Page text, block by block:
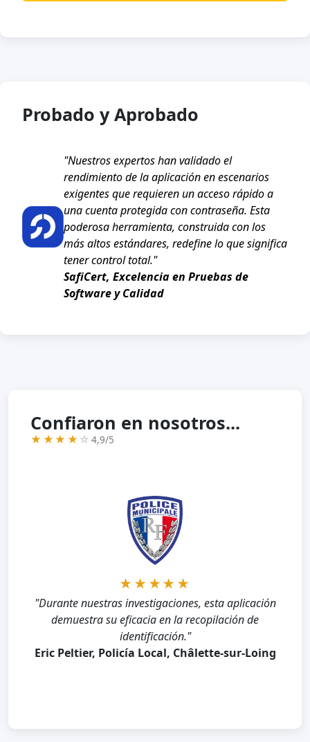
Probado y Aprobado
"Nuestros expertos han validado el
rendimiento de la aplicación en escenarios
exigentes que requieren un acceso rápido a
una cuenta protegida con contraseña. Esta
poderosa herramienta, construida con los
más altos estándares, redefine lo que significa
tener control total."
SafiCert, Excelencia en Pruebas de
Software y Calidad
Confiaron en nosotros...
★★★★ ☆ 4,9/5
★★★★★
"Durante nuestras investigaciones, esta aplicación
demuestra su eficacia en la recopilación de
identificación."
Eric Peltier, Policía Local, Châlette-sur-Loing
★★★★★
"Tras perder nuestras credenciales de acceso, su
aplicación restauró rápidamente y sin esfuerzo
nuestro acceso completo."
Yair Wahal, Director de Marketing, Zingali
Acoustics